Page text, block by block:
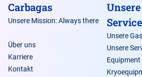
Carbagas
Unsere Mission: Always there
Über uns
Karriere
Kontakt
Unsere
Unsere
Equipment